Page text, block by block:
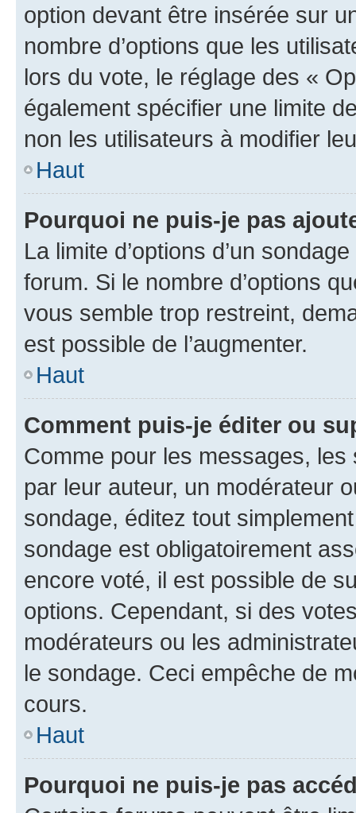
option devant être insérée sur
nombre d’options que les
lors du vote, le réglage des «
également spécifier une limite
non les utilisateurs à modifier
Haut
Pourquoi ne puis-je pas
La limite d’options d’un
forum. Si le nombre d’options
vous semble trop restreint,
est possible de l’augmenter.
Haut
Comment puis-je éditer ou
Comme pour les messages,
par leur auteur, un modérateur
sondage, éditez tout
sondage est obligatoirement
encore voté, il est possible de
options. Cependant, si des
modérateurs ou les
le sondage. Ceci empêche de
cours.
Haut
Pourquoi ne puis-je pas